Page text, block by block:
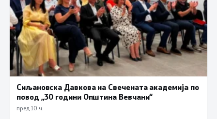
Сиљановска Давкова на Свечената академија по
повод „30 години Општина Вевчани“
пред 10 ч.